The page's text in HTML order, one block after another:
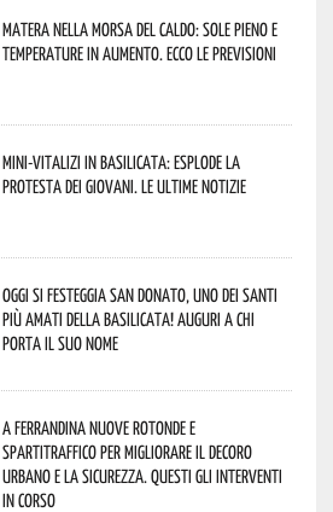
Matera nella morsa del caldo: sole pieno e
temperature in aumento. Ecco le previsioni
Mini-vitalizi in Basilicata: esplode la
protesta dei giovani. Le ultime notizie
Oggi si festeggia San Donato, uno dei Santi
più amati della Basilicata! Auguri a chi
porta il suo nome
A Ferrandina nuove rotonde e
spartitraffico per migliorare il decoro
urbano e la sicurezza. Questi gli interventi
in corso